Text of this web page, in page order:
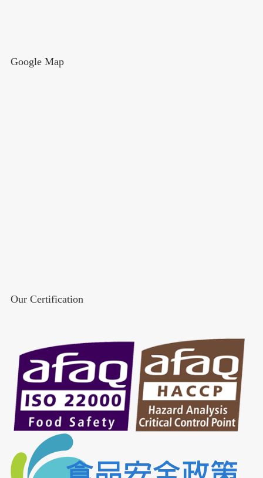
Google Map
Our Certification